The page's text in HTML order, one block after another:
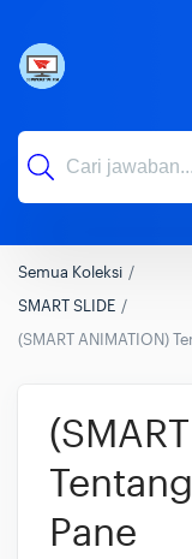
Semua Koleksi
SMART SLIDE
(SMART ANIMATION)
Pane